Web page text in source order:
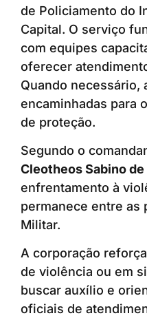
de Policiamento do
Capital. O serviço
com equipes
oferecer
Quando necessário,
encaminhadas para
de proteção.
Segundo o
Cleotheos Sabino
enfrentamento à
permanece entre as
Militar.
A corporação
de violência ou em
buscar auxílio e
oficiais de